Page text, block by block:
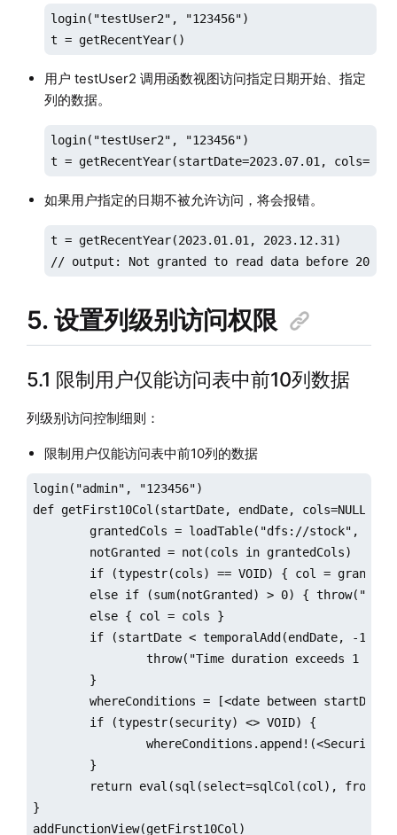
login("testUser2", "123456")
t = getRecentYear()
用户 testUser2 调用函数视图访问指定日期开始、指定
列的数据。
login("testUser2", "123456")
t = getRecentYear(startDate=2023.07.01,
如果用户指定的日期不被允许访问，将会报错。
t = getRecentYear(2023.01.01, 2023.12.31)
// output: Not granted to read data before
5. 设置列级别访问权限
5.1 限制用户仅能访问表中前10列数据
列级别访问控制细则：
限制用户仅能访问表中前10列的数据
login("admin", "123456")
def getFirst10Col(startDate, endDate, cols=NULL,
}
addFunctionView(getFirst10Col)